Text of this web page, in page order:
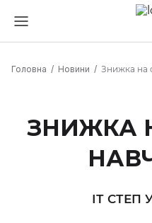
Головна Новини Знижка на
ЗНИЖКА
ІТ СТЕП